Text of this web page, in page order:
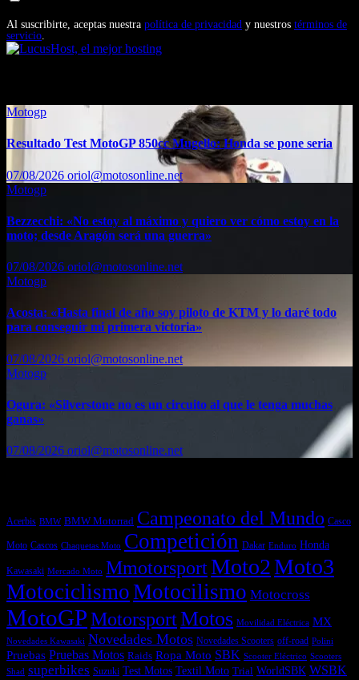
Al suscribirte, aceptas nuestra política de privacidad y nuestros términos de
servicio.
Motogp
Resultado Test MotoGP 850cc Mugello: Honda se pone seria
07/08/2026 oriol@motosonline.net
Motogp
Bezzecchi: «No estoy al máximo y quiero ver cómo estoy en la
moto; desde Aragón será una guerra»
07/08/2026 oriol@motosonline.net
Motogp
Acosta: «Hasta final de año soy piloto de KTM y lo daré todo
para conseguir mi primera victoria»
07/08/2026 oriol@motosonline.net
Motogp
Ogura: «Silverstone no es un circuito al que le tenga muchas
ganas»
07/08/2026 oriol@motosonline.net
Acerbis BMW BMW Motorrad Campeonato del Mundo Casco
Moto Cascos Chaquetas Moto Competición Dakar Enduro Honda
Kawasaki Mercado Moto MmotorsportMoto2Moto3
MotociclismoMotocilismo Motocross
MotoGPMotorsportMotos Movilidad Eléctrica MX
Novedades Kawasaki Novedades Motos Novedades Scooters off-road Polini
Pruebas Pruebas Motos Raids Ropa Moto SBK Scooter Eléctrico Scooters
Shad superbikes Suzuki Test Motos Textil Moto Trial WorldSBK WSBK